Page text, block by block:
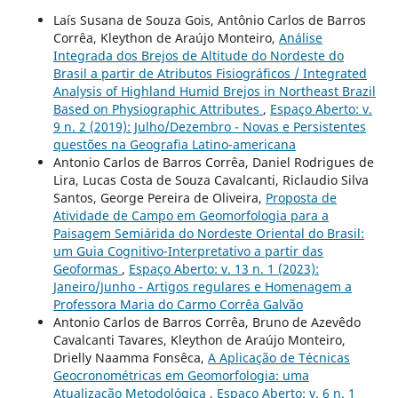
Laís Susana de Souza Gois, Antônio Carlos de Barros
Corrêa, Kleython de Araújo Monteiro, Análise
Integrada dos Brejos de Altitude do Nordeste do
Brasil a partir de Atributos Fisiográficos / Integrated
Analysis of Highland Humid Brejos in Northeast Brazil
Based on Physiographic Attributes , Espaço Aberto: v.
9 n. 2 (2019): Julho/Dezembro - Novas e Persistentes
questões na Geografia Latino-americana
Antonio Carlos de Barros Corrêa, Daniel Rodrigues de
Lira, Lucas Costa de Souza Cavalcanti, Riclaudio Silva
Santos, George Pereira de Oliveira, Proposta de
Atividade de Campo em Geomorfologia para a
Paisagem Semiárida do Nordeste Oriental do Brasil:
um Guia Cognitivo-Interpretativo a partir das
Geoformas , Espaço Aberto: v. 13 n. 1 (2023):
Janeiro/Junho - Artigos regulares e Homenagem a
Professora Maria do Carmo Corrêa Galvão
Antonio Carlos de Barros Corrêa, Bruno de Azevêdo
Cavalcanti Tavares, Kleython de Araújo Monteiro,
Drielly Naamma Fonsêca, A Aplicação de Técnicas
Geocronométricas em Geomorfologia: uma
Atualização Metodológica , Espaço Aberto: v. 6 n. 1